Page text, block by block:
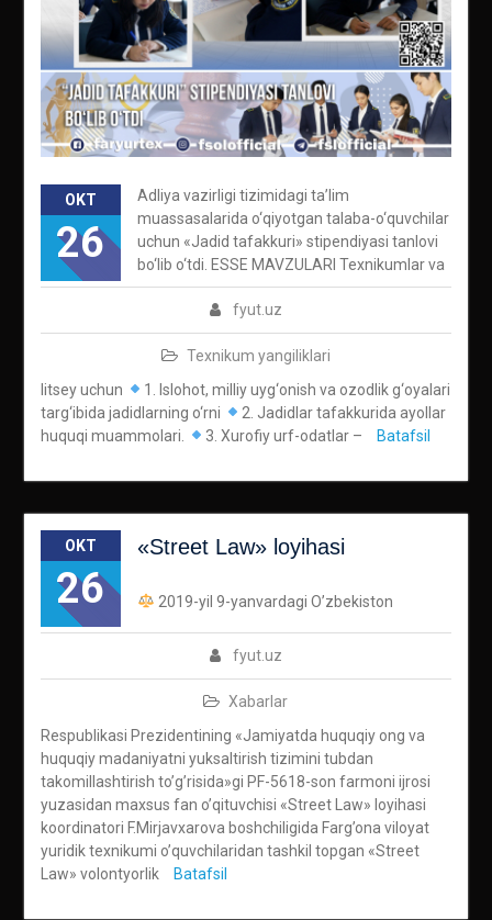
OKT
26
fyut.uz
Texnikum yangiliklari
Adliya vazirligi tizimidagi ta’lim
muassasalarida o‘qiyotgan talaba-o‘quvchilar
uchun «Jadid tafakkuri» stipendiyasi tanlovi
bo‘lib o‘tdi. ESSE MAVZULARI Texnikumlar va
litsey uchun
1. Islohot, milliy uyg‘onish va ozodlik g‘oyalari
targ‘ibida jadidlarning o‘rni
2. Jadidlar tafakkurida ayollar
huquqi muammolari.
3. Xurofiy urf-odatlar – Batafsil
OKT
26
«Street Law» loyihasi
fyut.uz
Xabarlar
2019-yil 9-yanvardagi O’zbekiston
Respublikasi Prezidentining «Jamiyatda huquqiy ong va
huquqiy madaniyatni yuksaltirish tizimini tubdan
takomillashtirish to’g’risida»gi PF-5618-son farmoni ijrosi
yuzasidan maxsus fan o’qituvchisi «Street Law» loyihasi
koordinatori F.Mirjavxarova boshchiligida Farg’ona viloyat
yuridik texnikumi o’quvchilaridan tashkil topgan «Street
Law» volontyorlik
Batafsil